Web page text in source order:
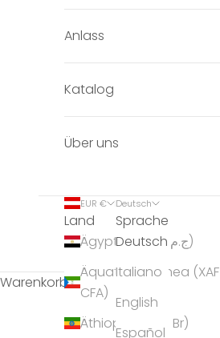
Anlass
Katalog
Über uns
EUR €
Land
Ägypten (EGP ج.م)
Äquatorialguinea (XAF
CFA)
Äthiopien (ETB Br)
Deutsch
Sprache
Deutsch
Italiano
English
Español
Warenkorb